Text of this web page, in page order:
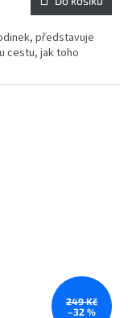
představuje
cestu, jak toho
249 Kč
–32 %